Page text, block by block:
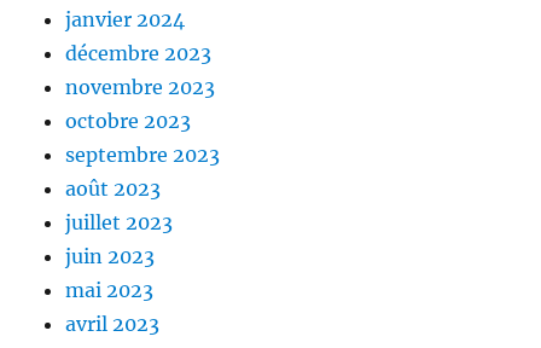
janvier 2024
décembre 2023
novembre 2023
octobre 2023
septembre 2023
août 2023
juillet 2023
juin 2023
mai 2023
avril 2023